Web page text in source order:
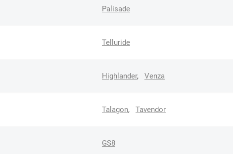
Palisade
Telluride
Highlander, Venza
Talagon, Tavendor
GS8